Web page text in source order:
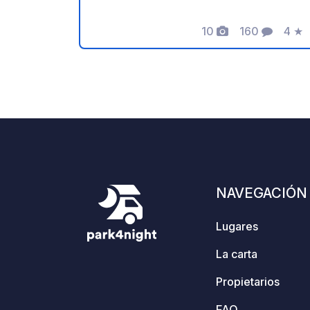
camping. Zona de riesgo de incendio:
prohibidas las barbacoas, velas, etc. 2
10
Fotos
160
Comentarios
4 ★
NAVEGACIÓN
Lugares
La carta
Propietarios